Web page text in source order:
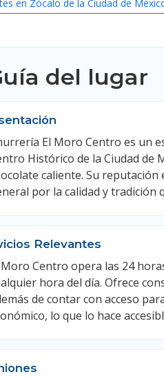
en Zócalo de la Ciudad de
del lugar
El Moro Centro es un
Histórico de la Ciudad de
caliente. Su
por la calidad y tradición
Relevantes
Moro Centro opera las 24
hora del día. Ofrece
de contar con acceso
lo que lo hace